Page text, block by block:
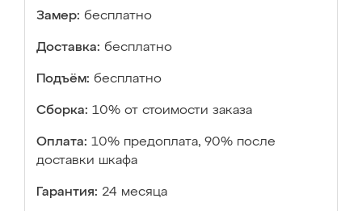
Замер: бесплатно
Доставка: бесплатно
Подъём: бесплатно
Сборка: 10% от стоимости заказа
Оплата: 10% предоплата, 90% после
доставки шкафа
Гарантия: 24 месяца